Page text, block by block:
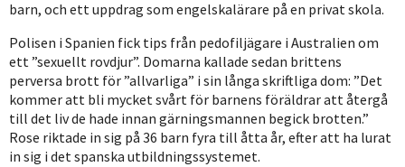
barn, och ett uppdrag som engelskalärare på en privat skola.
Polisen i Spanien fick tips från pedofiljägare i Australien om
ett ”sexuellt rovdjur”. Domarna kallade sedan brittens
perversa brott för ”allvarliga” i sin långa skriftliga dom: ”Det
kommer att bli mycket svårt för barnens föräldrar att återgå
till det liv de hade innan gärningsmannen begick brotten.”
Rose riktade in sig på 36 barn fyra till åtta år, efter att ha lurat
in sig i det spanska utbildningssystemet.